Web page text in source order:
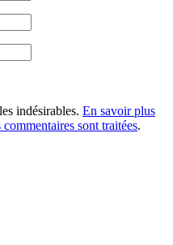
indésirables. En savoir plus
sont traitées.